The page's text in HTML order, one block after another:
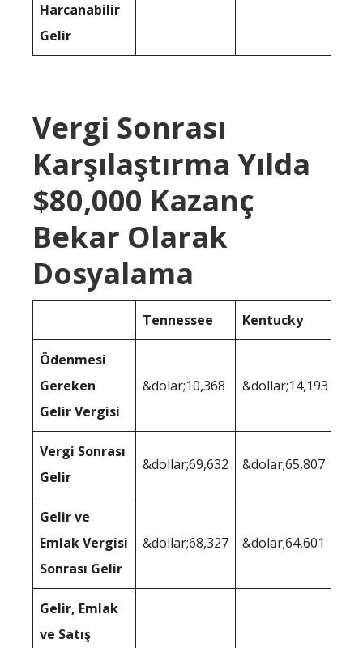
Harcanabilir
Gelir
Vergi Sonrası
Karşılaştırma Yılda
$80,000 Kazanç
Bekar Olarak
Dosyalama
Tennessee Kentucky
Ödenmesi
Gereken
Gelir Vergisi
&dolar;10,368 &dollar;14,193
Vergi Sonrası
Gelir
&dollar;69,632 &dolar;65,807
Gelir ve
Emlak Vergisi
Sonrası Gelir
&dollar;68,327 &dolar;64,601
Gelir, Emlak
ve Satış